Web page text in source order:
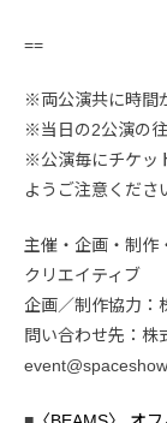
==
※両公演共に時間
※当日の2公演の
※公演毎にチケッ
ようご注意くださ
主催・企画・制作
クリエイティブ
企画／制作協力：
問い合わせ先：株